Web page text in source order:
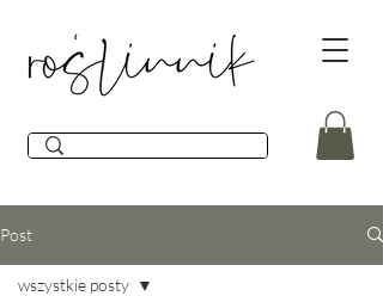
Post
wszystkie posty